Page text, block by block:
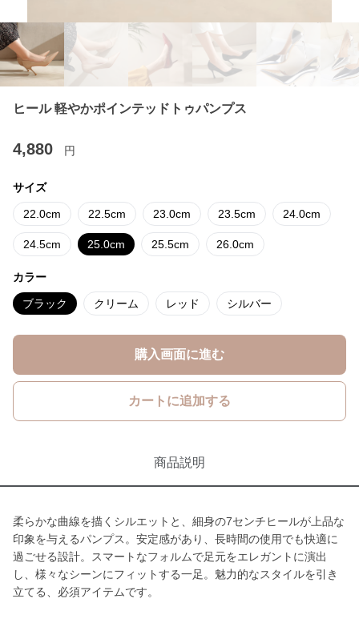
ヒール 軽やかポインテッドトゥパンプス
4,880 円
サイズ
22.0cm 22.5cm 23.0cm 23.5cm 24.0cm
24.5cm 25.0cm 25.5cm 26.0cm
カラー
ブラック クリーム レッド シルバー
購入画面に進む
カートに追加する
商品説明
柔らかな曲線を描くシルエットと、細身の7センチヒールが上品な
印象を与えるパンプス。安定感があり、長時間の使用でも快適に
過ごせる設計。スマートなフォルムで足元をエレガントに演出
し、様々なシーンにフィットする一足。魅力的なスタイルを引き
立てる、必須アイテムです。